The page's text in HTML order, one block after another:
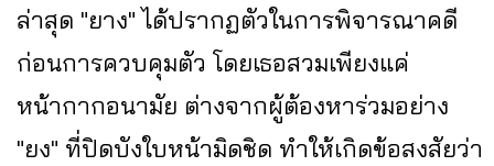
ล่าสุด "ยาง" ได้ปรากฏตัวในการพิจารณาคดี
ก่อนการควบคุมตัว โดยเธอสวมเพียงแค่
หน้ากากอนามัย ต่างจากผู้ต้องหาร่วมอย่าง
"ยง" ที่ปิดบังใบหน้ามิดชิด ทำให้เกิดข้อสงสัยว่า